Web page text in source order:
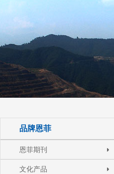
品牌恩菲
恩菲期刊
文化产品